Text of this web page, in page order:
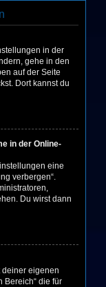
in der
gehe in den
auf der Seite
Dort kannst du
in der Online-
eine
verbergen“.
Du wirst dann
deiner eigenen
Bereich“ die für